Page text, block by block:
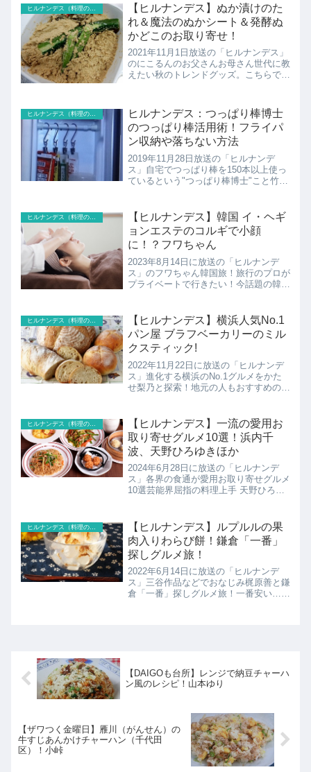
【ヒルナンデス】ぬか漬けのた
れ＆魔法のぬかシート＆発酵ぬ
かどこのお取り寄せ！
2021年11月1日放送の「ヒルナンデス」
のにこるんのお父さんお母さん世代に教
えたい秋のトレンドグッズ。こちらでは
発酵ぬかどこのお取り寄せの紹介です！
ヒルナンデス（料理のレシピ以外）
ヒルナンデス：つっぱり棒博士
のつっぱり棒活用術！フライパ
ン収納や落ちない方法
2019年11月28日放送の「ヒルナンデ
ス」自宅でつっぱり棒を150本以上使っ
ているという"つっぱり棒博士"こと竹内
ヒルナンデス（料理のレシピ以外）
【ヒルナンデス】韓国 イ・ヘギ
ョンエステのコルギで小顔
に！？フワちゃん
2023年8月14日に放送の「ヒルナンデ
ス」のフワちゃん韓国旅！旅行のプロが
プライベートで行きたい！今話題の韓国
ル満点アクティビティー！さらに人気の
エステを体験！フワち...
【ヒルナンデス】横浜人気No.1
パン屋 ブラフベーカリーのミル
クスティック!
2022年11月22日に放送の「ヒルナンデ
ス」進化する横浜のNo.1グルメをかた
せ梨乃と探索！地元の人もおすすめの人
【ヒルナンデス】一流の愛用お
取り寄せグルメ10選！浜内千
波、天野ひろゆきほか
2024年6月28日に放送の「ヒルナンデ
ス」各界の食通が愛用お取り寄せグルメ
10選芸能界屈指の料理上手 天野ひろゆ
ほかこちらでは紹介されたお取り寄せグ
ルメのまとめです！
【ヒルナンデス】ルプルルの果
肉入りわらび餅！鎌倉「一番」
探しグルメ旅！
2022年6月14日に放送の「ヒルナンデ
ス」三谷作品などでおなじみ梶原善と鎌
倉「一番」探しグルメ旅！一番安い…鎌
【DAIGOも台所】レンジで納豆チャーハ
ン風のレシピ！山本ゆり
【ザワつく金曜日】雁川（がんせん）の
牛すじあんかけチャーハン（千代田
区）！小峠